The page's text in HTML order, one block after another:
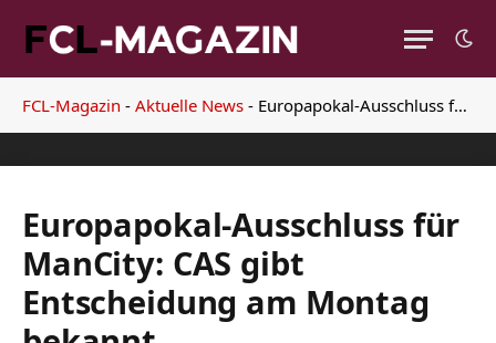
FCL-Magazin - Aktuelle News - Europapokal-Ausschluss für ManCity: CAS gibt Entscheidung am Montag bekannt
Europapokal-Ausschluss für
ManCity: CAS gibt
Entscheidung am Montag